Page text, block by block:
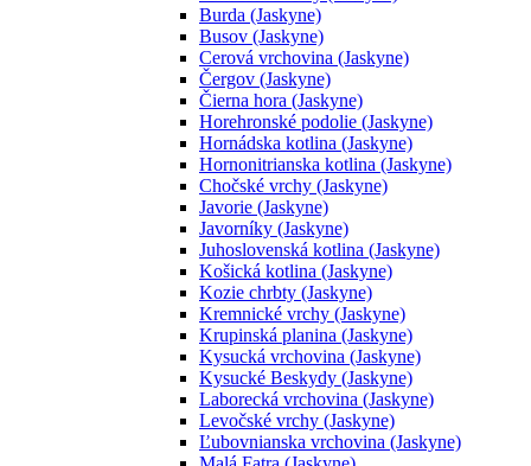
Burda (Jaskyne)
Busov (Jaskyne)
Cerová vrchovina (Jaskyne)
Čergov (Jaskyne)
Čierna hora (Jaskyne)
Horehronské podolie (Jaskyne)
Hornádska kotlina (Jaskyne)
Hornonitrianska kotlina (Jaskyne)
Chočské vrchy (Jaskyne)
Javorie (Jaskyne)
Javorníky (Jaskyne)
Juhoslovenská kotlina (Jaskyne)
Košická kotlina (Jaskyne)
Kozie chrbty (Jaskyne)
Kremnické vrchy (Jaskyne)
Krupinská planina (Jaskyne)
Kysucká vrchovina (Jaskyne)
Kysucké Beskydy (Jaskyne)
Laborecká vrchovina (Jaskyne)
Levočské vrchy (Jaskyne)
Ľubovnianska vrchovina (Jaskyne)